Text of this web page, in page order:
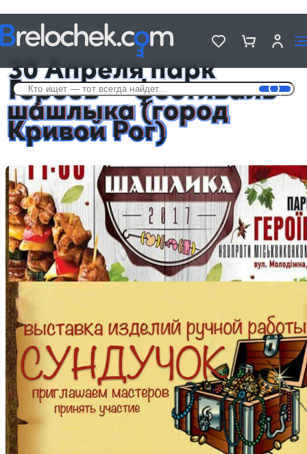
30 Апреля парк Героев — фестиваль шашлыка (город Кривой Рог)
30 Апреля парк
Героев — фестиваль
шашлыка (город
Кривой Рог)